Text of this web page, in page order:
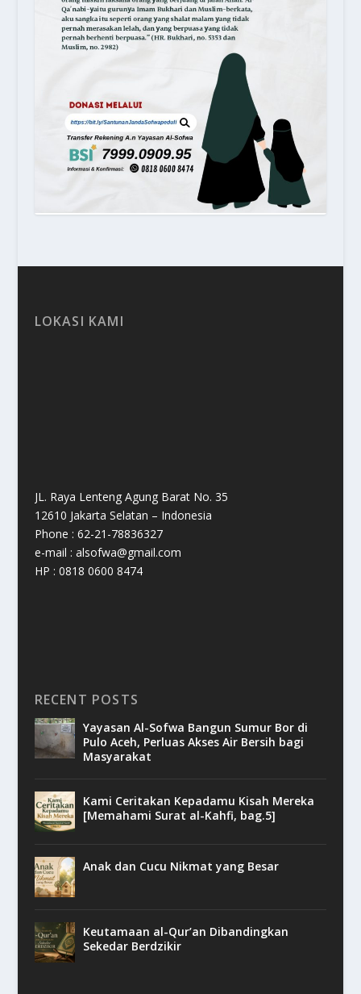
LOKASI KAMI
JL. Raya Lenteng Agung Barat No. 35
12610 Jakarta Selatan – Indonesia
Phone : 62-21-78836327
e-mail : alsofwa@gmail.com
HP : 0818 0600 8474
RECENT POSTS
Yayasan Al-Sofwa Bangun Sumur Bor di
Pulo Aceh, Perluas Akses Air Bersih bagi
Masyarakat
Kami Ceritakan Kepadamu Kisah Mereka
[Memahami Surat al-Kahfi, bag.5]
Anak dan Cucu Nikmat yang Besar
Keutamaan al-Qur’an Dibandingkan
Sekedar Berdzikir